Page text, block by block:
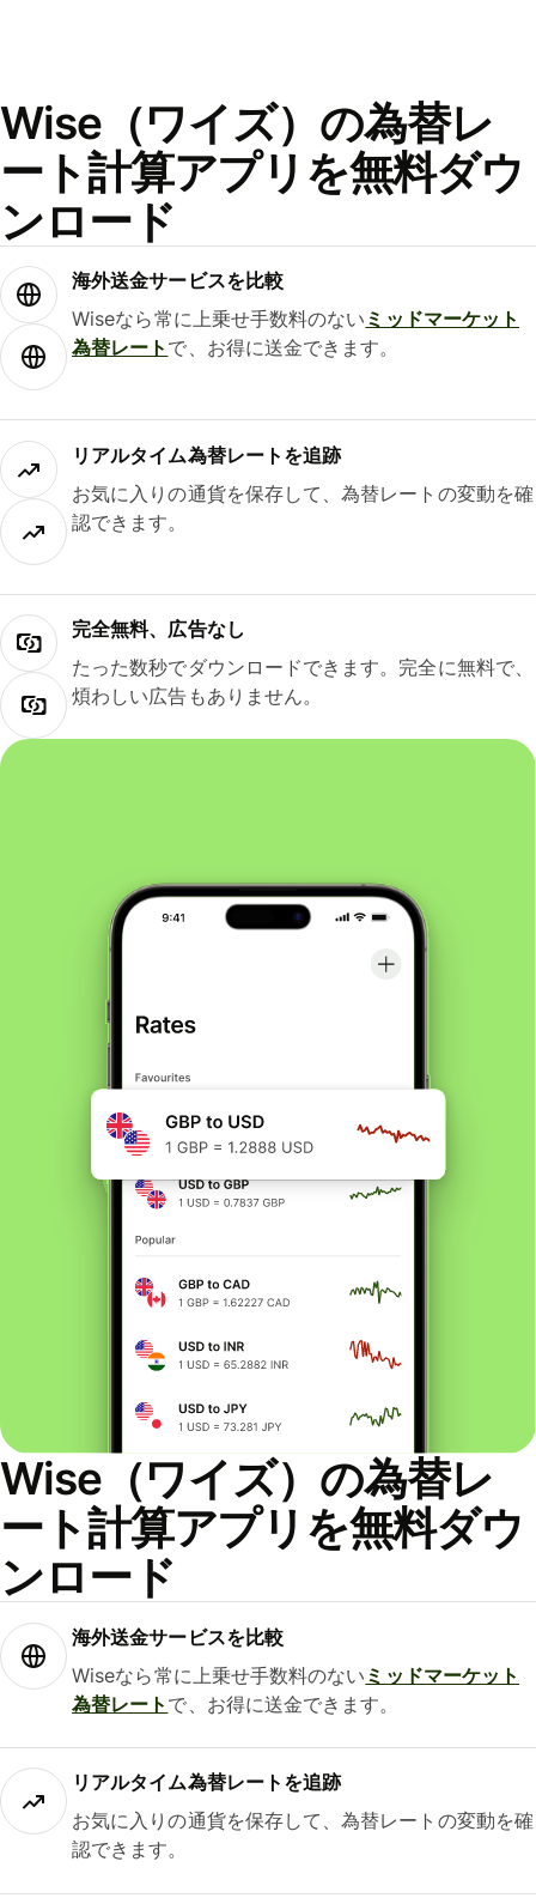
Wise（ワイズ）の為替レ
ート計算アプリを無料ダウ
ンロード
海外送金サービスを比較
Wiseなら常に上乗せ手数料のない ミッドマーケット
為替レート で、お得に送金できます。
リアルタイム為替レートを追跡
お気に入りの通貨を保存して、為替レートの変動を確
認できます。
完全無料、広告なし
たった数秒でダウンロードできます。完全に無料で、
煩わしい広告もありません。
Wise（ワイズ）の為替レ
ート計算アプリを無料ダウ
ンロード
海外送金サービスを比較
Wiseなら常に上乗せ手数料のない ミッドマーケット
為替レート で、お得に送金できます。
リアルタイム為替レートを追跡
お気に入りの通貨を保存して、為替レートの変動を確
認できます。